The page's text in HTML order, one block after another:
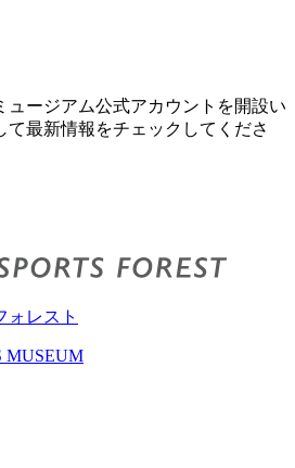
ュージアム公式アカウントを開設い
て最新情報をチェックしてくださ
ォレスト